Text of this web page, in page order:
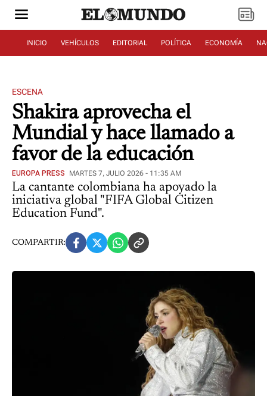
INICIO VEHÍCULOS EDITORIAL POLÍTICA ECONOMÍA
ESCENA
Shakira aprovecha el
Mundial y hace llamado a
favor de la educación
EUROPA PRESS MARTES 7, JULIO 2026 - 11:35 AM
La cantante colombiana ha apoyado la
iniciativa global "FIFA Global Citizen
Education Fund".
COMPARTIR: